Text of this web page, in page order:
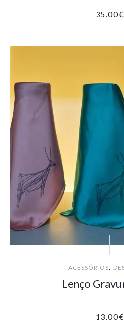
35.00€
ACESSÓRIOS,
Lenço
13.00€